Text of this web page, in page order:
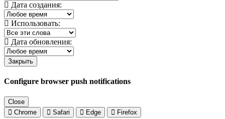
Дата создания:
Использовать:
Дата обновления:
Закрыть
Configure browser push notifications
Close
Chrome
Safari Edge Firefox